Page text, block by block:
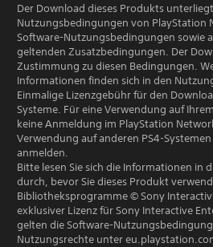
Der Download dieses Produkts
Nutzungsbedingungen von PlayStation
Software-Nutzungsbedingungen sowie
geltenden Zusatzbedingungen. Der
Zustimmung zu diesen Bedingungen.
Informationen finden sich in den
Einmalige Lizenzgebühr für den
Systeme. Für eine Verwendung auf
keine Anmeldung im PlayStation
Verwendung auf anderen PS4-
anmelden.
Bitte lesen Sie sich die Informationen in
durch, bevor Sie dieses Produkt
Bibliotheksprogramme © Sony
exklusiver Lizenz für Sony Interactive
gelten die Software-
Nutzungsrechte unter